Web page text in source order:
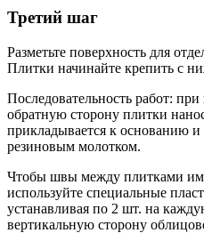
Третий шаг
Разметьте поверхность для
Плитки начинайте крепить с
Последовательность работ:
обратную сторону плитки
прикладывается к основанию и
резиновым молотком.
Чтобы швы между плитками
используйте специальные
устанавливая по 2 шт. на
вертикальную сторону